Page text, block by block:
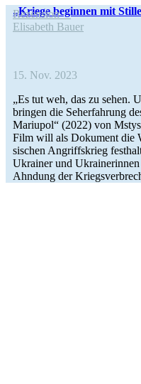
„Kriege begin­nen mit
Rezen­sion
Eli­sa­beth Bauer
15. Nov. 2023
„Es tut weh, das zu sehen.
bringen die Seh­erfah­rung
Mariu­pol“ (2022) von
Film will als Doku­ment die
si­schen Angriffs­krieg
Ukrai­ner und
Ahndung der